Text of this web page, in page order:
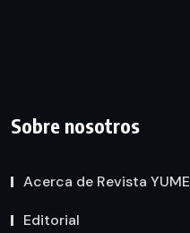
Sobre nosotros
Acerca de Revista YUME
Editorial